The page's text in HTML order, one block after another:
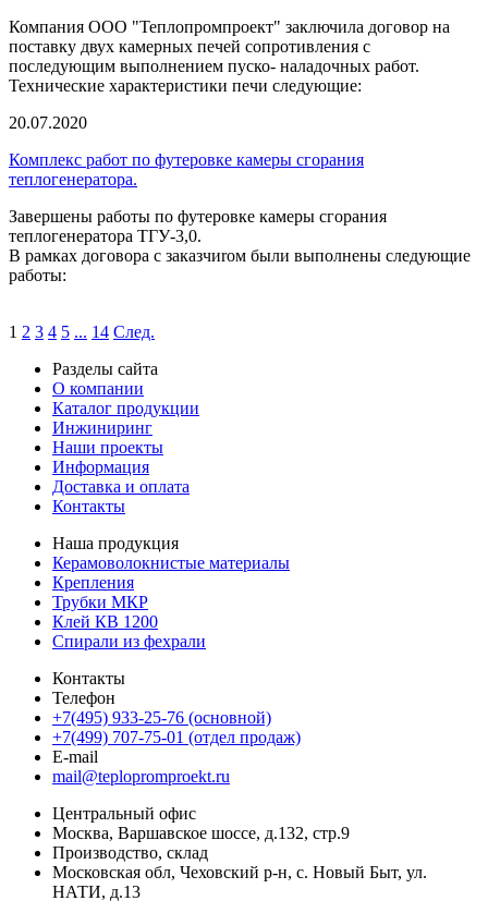
Компания ООО "Теплопромпроект" заключила договор на
поставку двух камерных печей сопротивления с
последующим выполнением пуско- наладочных работ.
Технические характеристики печи следующие:
20.07.2020
Комплекс работ по футеровке камеры сгорания
теплогенератора.
Завершены работы по футеровке камеры сгорания
теплогенератора ТГУ-3,0.
В рамках договора с заказчиrом были выполнены следующие
работы:
1 2 3 4 5 ... 14 След.
Разделы сайта
О компании
Каталог продукции
Инжиниринг
Наши проекты
Информация
Доставка и оплата
Контакты
Наша продукция
Керамоволокнистые материалы
Крепления
Трубки МКР
Клей КВ 1200
Спирали из фехрали
Контакты
Телефон
+7(495) 933-25-76 (основной)
+7(499) 707-75-01 (отдел продаж)
E-mail
mail@teplopromproekt.ru
Центральный офис
Москва, Варшавское шоссе, д.132, стр.9
Производство, склад
Московская обл, Чеховский р-н, с. Новый Быт, ул.
НАТИ, д.13